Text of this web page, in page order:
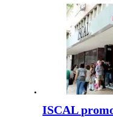
ISCAL